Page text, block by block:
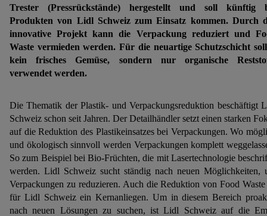
Trester (Pressrückstände) hergestellt und soll künftig
Produkten von Lidl Schweiz zum Einsatz kommen. Durch
innovative Projekt kann die Verpackung reduziert und
Waste vermieden werden. Für die neuartige Schutzschicht
kein frisches Gemüse, sondern nur organische
verwendet werden.
Die Thematik der Plastik- und Verpackungsreduktion beschäftigt
Schweiz schon seit Jahren. Der Detailhändler setzt einen starken
auf die Reduktion des Plastikeinsatzes bei Verpackungen. Wo
und ökologisch sinnvoll werden Verpackungen komplett
So zum Beispiel bei Bio-Früchten, die mit Lasertechnologie
werden. Lidl Schweiz sucht ständig nach neuen Möglichkeiten,
Verpackungen zu reduzieren. Auch die Reduktion von Food
für Lidl Schweiz ein Kernanliegen. Um in diesem Bereich
nach neuen Lösungen zu suchen, ist Lidl Schweiz auf die